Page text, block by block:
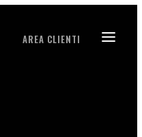
AREA CLIENTI